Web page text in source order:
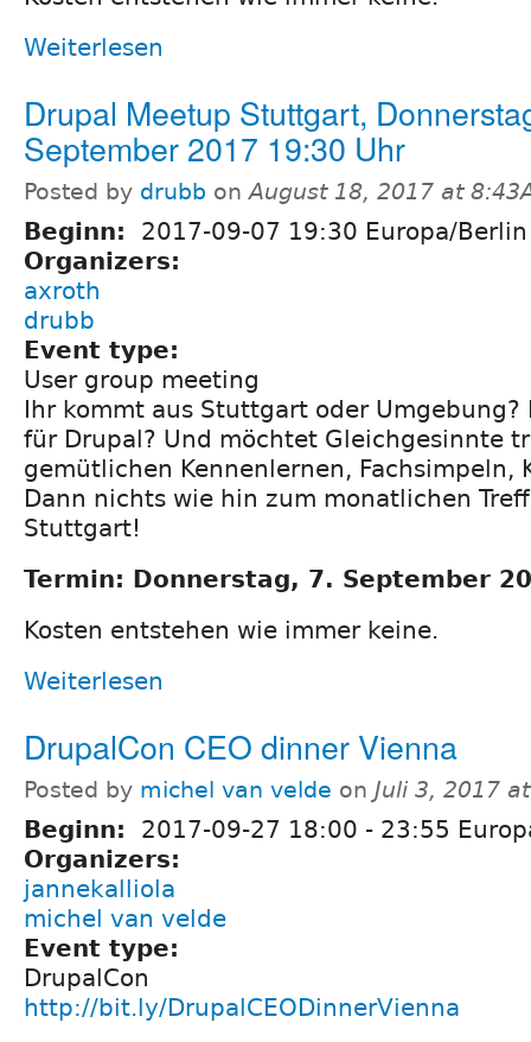
Weiterlesen
Drupal Meetup Stuttgart,
September 2017 19:30 Uhr
Posted by drubb onAugust 18, 2017 at
Beginn:
2017-09-07 19:30 Europa/Berlin
Organizers:
axroth
drubb
Event type:
User group meeting
Ihr kommt aus Stuttgart oder Umgebung?
für Drupal? Und möchtet Gleichgesinnte
gemütlichen Kennenlernen, Fachsimpeln,
Dann nichts wie hin zum monatlichen
Stuttgart!
Termin: Donnerstag, 7. September
Kosten entstehen wie immer keine.
Weiterlesen
DrupalCon CEO dinner Vienna
Posted by michel van velde on Juli 3, 2017
Beginn: 2017-09-27 18:00 - 23:55
Organizers:
jannekalliola
michel van velde
Event type:
DrupalCon
http://bit.ly/DrupalCEODinnerVienna